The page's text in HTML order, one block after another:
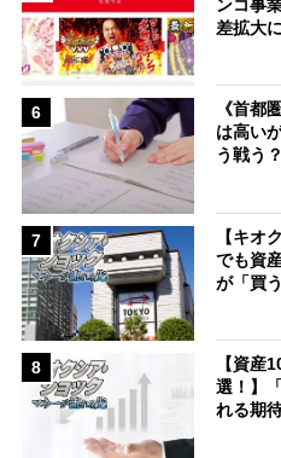
ンコ事
差拡大
6
《首都
は高い
う戦
7
【キオ
でも資
が「買
8
【資産
選！】
れる期